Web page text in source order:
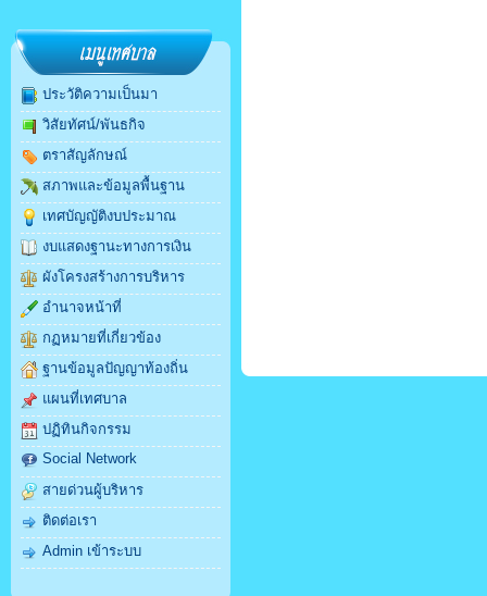
ประวัติความเป็นมา
วิสัยทัศน์/พันธกิจ
ตราสัญลักษณ์
สภาพและข้อมูลพื้นฐาน
เทศบัญญัติงบประมาณ
งบแสดงฐานะทางการเงิน
ผังโครงสร้างการบริหาร
อำนาจหน้าที่
กฏหมายที่เกี่ยวข้อง
ฐานข้อมูลปัญญาท้องถิ่น
แผนที่เทศบาล
ปฏิทินกิจกรรม
Social Network
สายด่วนผู้บริหาร
ติดต่อเรา
Admin เข้าระบบ